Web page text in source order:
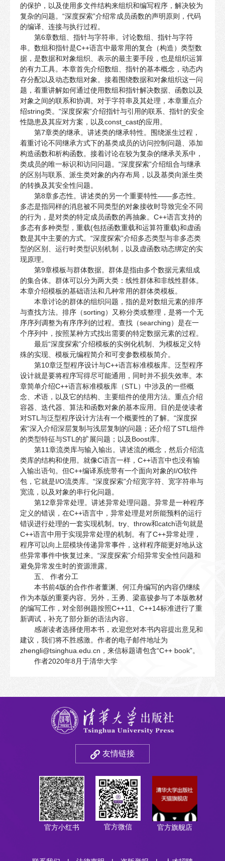
的保护，以及使用多文件结构来组织和编写程序，解决较为
复杂的问题。“深度探索”介绍常成员函数的声明原则，代码
的编译、连接与执行过程。
第6章数组、指针与字符串。讨论数组、指针与字符
串。数组和指针是C++语言中最常用的复合（构造）类型数
据，是数据和对象组织、表示的最主要手段，也是组织运算
的有力工具。本章首先介绍数组、指针的基本概念，动态内
存分配以及动态数组对象。接着围绕数据和对象组织这一问
题，着重讲解如何通过使用数组和指针解决数据、函数以及
对象之间的联系和协调。对于字符串及其处理，本章重点介
绍string类。“深度探索”介绍指针与引用的联系、指针的安全
性隐患及其应对方案，以及const_cast的应用。
第7章类的继承。讲述类的继承特性。围绕派生过程，
着重讨论不同继承方式下的基类成员的访问控制问题、添加
构造函数和析构函数。接着讨论在较为复杂的继承关系中，
类成员的唯一标识和访问问题。“深度探索”介绍组合与继承
的区别与联系、派生类对象的内存布局，以及基类向派生类
的转换及其安全性问题。
第8章多态性。讲述类的另一个重要特性——多态性。
多态是指同样的消息被不同类型的对象接收时导致完全不同
的行为，是对类的特定成员函数的再抽象。C++语言支持的
多态有多种类型，重载(包括函数重载和运算符重载)和虚函
数是其中主要的方式。“深度探索”介绍多态类型与非多态类
型的区别、运行时类型识别机制，以及虚函数动态绑定的实
现原理。
第9章模板与群体数据。群体是指由多个数据元素组成
的集合体。群体可以分为两大类：线性群体和非线性群体。
本章介绍模板的基础语法和几种常用的群体类模板。
本章讨论的群体的组织问题，指的是对数组元素的排序
与查找方法。排序（sorting）又称分类或整理，是将一个无
序序列调整为有序序列的过程。查找（searching）是在一
个序列中，按照某种方式找出需要的特定数据元素的过程。
最后“深度探索”介绍模板的实例化机制、为模板定义特
殊的实现、模板元编程简介和可变参数模板简介。
第10章泛型程序设计与C++语言标准模板库。泛型程序
设计就是要将程序写得尽可能通用，同时并不损失效率。本
章简单介绍C++语言标准模板库（STL）中涉及的一些概
念、术语，以及它的结构、主要组件的使用方法。重点介绍
容器、迭代器、算法和函数对象的基本应用。目的是使读者
对STL与泛型程序设计方法有一个概要性的了解。“深度探
索”深入介绍深层复制与浅层复制的问题；还介绍了STL组件
的类型特征与STL的扩展问题；以及Boost库。
第11章流类库与输入输出。讲述流的概念，然后介绍流
类库的结构和使用。就像C语言一样，C++语言中也没有输
入输出语句。但C++编译系统带有一个面向对象的I/O软件
包，它就是I/O流类库。“深度探索”介绍宽字符、宽字符串与
宽流，以及对象的串行化问题。
第12章异常处理。讲述异常处理问题。异常是一种程序
定义的错误，在C++语言中，异常处理是对所能预料的运行
错误进行处理的一套实现机制。try、throw和catch语句就是
C++语言中用于实现异常处理的机制。有了C++异常处理，
程序可以向上层模块传递异常事件，这样程序能更好地从这
些异常事件中恢复过来。“深度探索”介绍异常安全性问题和
避免异常发生时的资源泄露。
五、 作者分工
本书前4版的合作作者董渊、何江舟编写的内容仍继续
作为本版的重要内容。另外，王勇、梁嘉骏参与了本版教材
的编写工作，对全部例题按照C++11、C++14标准进行了重
新调试，补充了部分新的语法内容。
感谢读者选择使用本书，欢迎您对本书内容提出意见和
建议，我们将不胜感激。作者的电子邮件地址为
zhengli@tsinghua.edu.cn，来信标题请包含“C++ book”。
作者2020年8月于清华大学
友情链接
官方小红书 官方微信 官方旗舰店